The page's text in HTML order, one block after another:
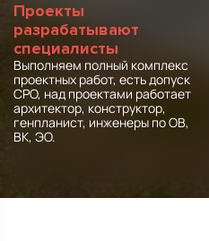
Проекты
разрабатывают
специалисты
Выполняем полный комплекс
проектных работ, есть допуск
СРО, над проектами работает
архитектор, конструктор,
генпланист, инженеры по ОВ,
ВК, ЭО.